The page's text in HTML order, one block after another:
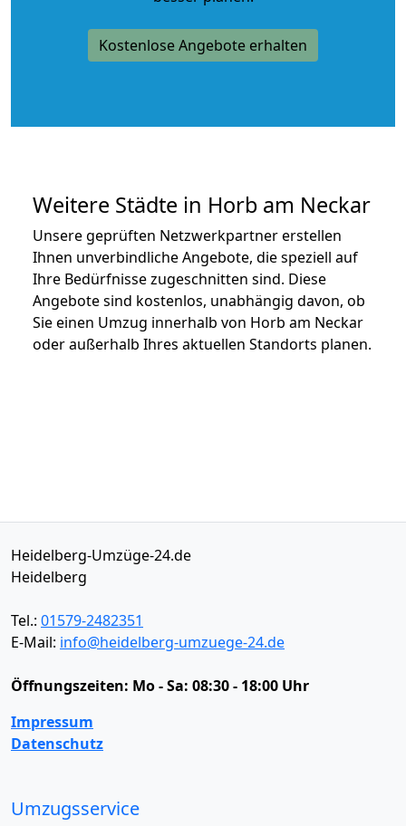
Kostenlose Angebote erhalten
Weitere Städte in Horb am Neckar
Unsere geprüften Netzwerkpartner erstellen
Ihnen unverbindliche Angebote, die speziell auf
Ihre Bedürfnisse zugeschnitten sind. Diese
Angebote sind kostenlos, unabhängig davon, ob
Sie einen Umzug innerhalb von Horb am Neckar
oder außerhalb Ihres aktuellen Standorts planen.
Heidelberg-Umzüge-24.de
Heidelberg
Tel.: 01579-2482351
E-Mail: info@heidelberg-umzuege-24.de
Öffnungszeiten: Mo - Sa: 08:30 - 18:00 Uhr
Impressum
Datenschutz
Umzugsservice